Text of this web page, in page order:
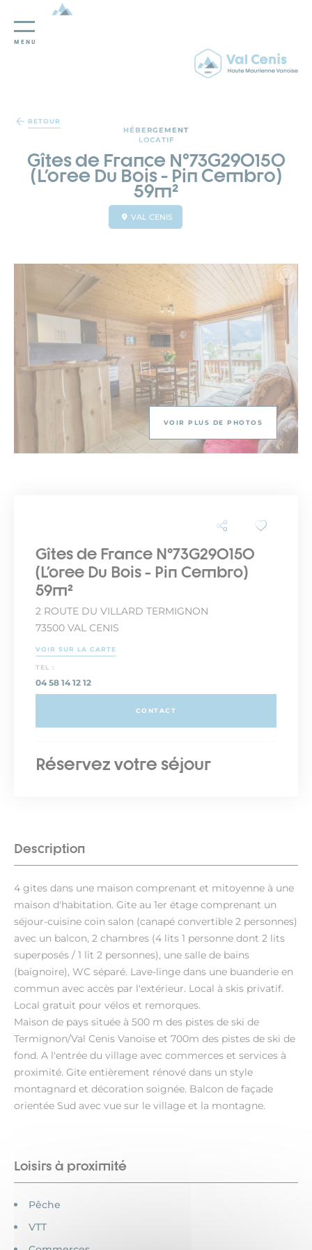
MENU
RETOUR
HÉBERGEMENT
LOCATIF
Gîtes de France N°73G290150
(L'oree Du Bois - Pin Cembro)
59m²
VAL CENIS
VOIR PLUS DE PHOTOS
Description
4 gites dans une maison comprenant et mitoyenne à une
maison d'habitation. Gite au 1er étage comprenant un
séjour-cuisine coin salon (canapé convertible 2 personnes)
avec un balcon, 2 chambres (4 lits 1 personne dont 2 lits
superposés / 1 lit 2 personnes), une salle de bains
(baignoire), WC séparé. Lave-linge dans une buanderie en
commun avec accès par l'extérieur. Local à skis privatif.
Local gratuit pour vélos et remorques.
Maison de pays située à 500 m des pistes de ski de
Termignon/Val Cenis Vanoise et 700m des pistes de ski de
fond. A l'entrée du village avec commerces et services à
proximité. Gite entièrement rénové dans un style
montagnard et décoration soignée. Balcon de façade
orientée Sud avec vue sur le village et la montagne.
Loisirs à proximité
Pêche
VTT
Gîtes de France N°73G290150
(L'oree Du Bois - Pin Cembro)
59m²
2 ROUTE DU VILLARD TERMIGNON
73500 VAL CENIS
VOIR SUR LA CARTE
TEL :
04 58 14 12 12
CONTACT
Réservez votre séjour